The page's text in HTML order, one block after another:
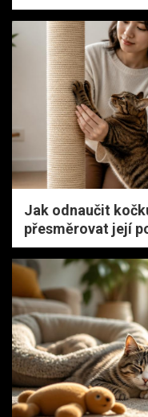
Jak odnaučit
přesměrovat její